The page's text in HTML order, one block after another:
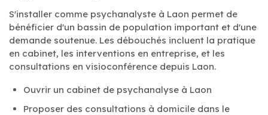
S'installer comme psychanalyste à Laon permet de
bénéficier d'un bassin de population important et d'une
demande soutenue. Les débouchés incluent la pratique
en cabinet, les interventions en entreprise, et les
consultations en visioconférence depuis Laon.
Ouvrir un cabinet de psychanalyse à Laon
Proposer des consultations à domicile dans le